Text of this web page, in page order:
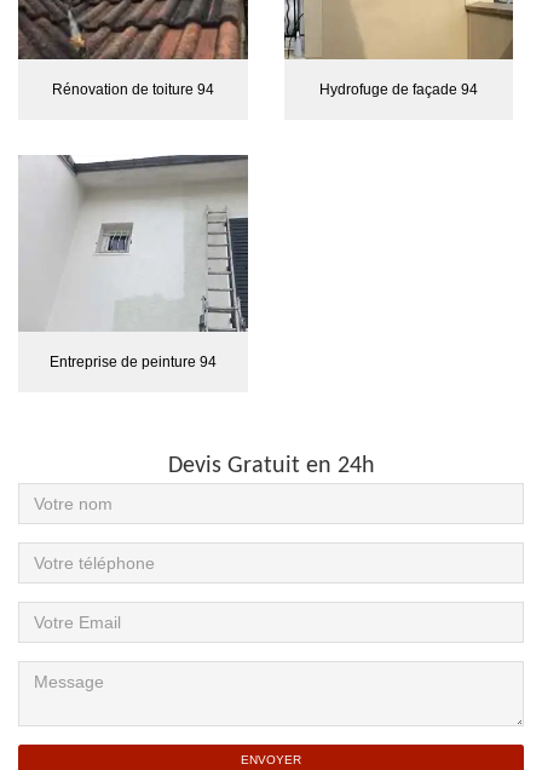
Rénovation de toiture 94 Hydrofuge de façade 94
Entreprise de peinture 94
Devis Gratuit en 24h